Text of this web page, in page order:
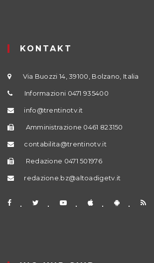
KONTAKT
Via Buozzi 14, 39100, Bolzano, Italia
Informazioni 0471 935400
info@trentinotv.it
Amministrazione 0461 823150
contabilita@trentinotv.it
Redazione 0471 501976
redazione.bz@altoadigetv.it